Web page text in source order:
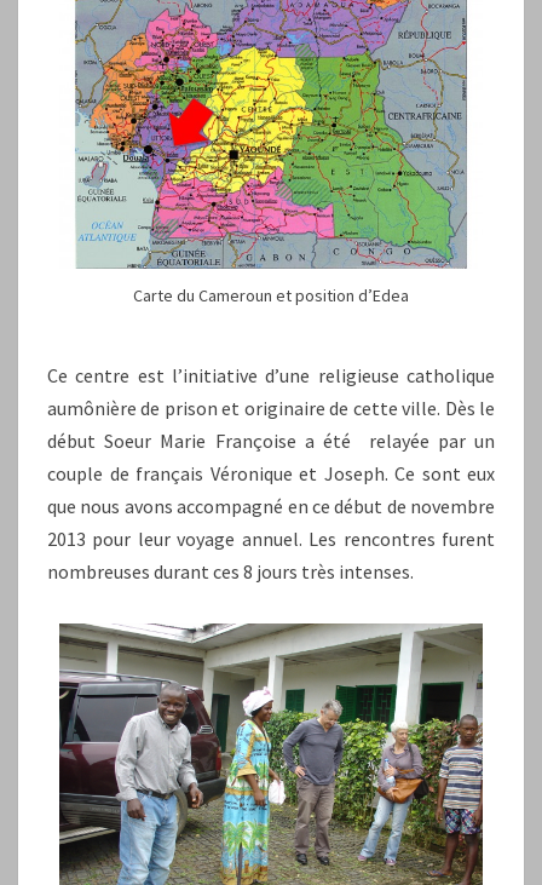
Carte du Cameroun et position d’Edea
Ce centre est l’initiative d’une religieuse catholique
aumônière de prison et originaire de cette ville. Dès le
début Soeur Marie Françoise a été relayée par un
couple de français Véronique et Joseph. Ce sont eux
que nous avons accompagné en ce début de novembre
2013 pour leur voyage annuel. Les rencontres furent
nombreuses durant ces 8 jours très intenses.